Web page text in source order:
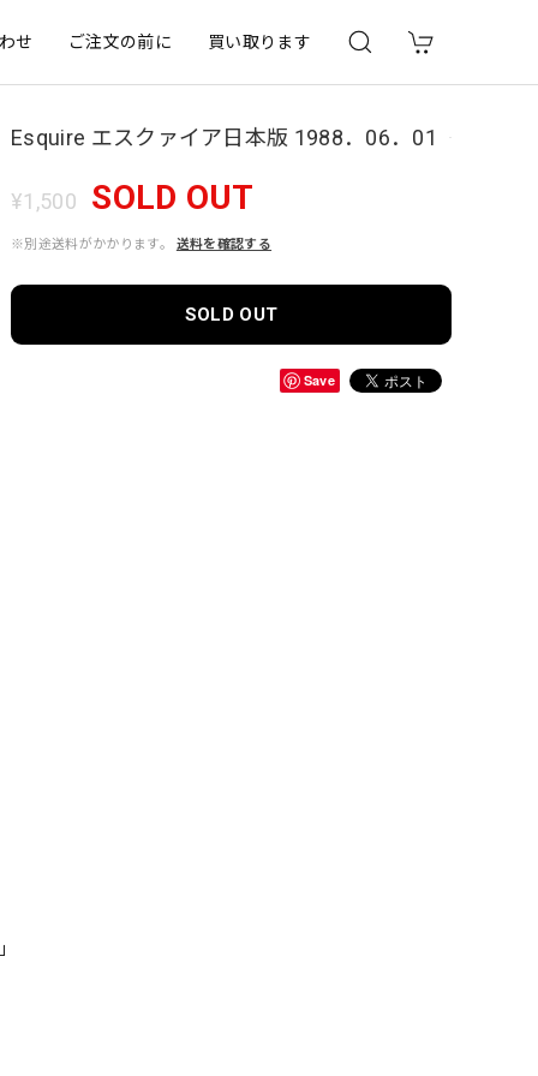
せ ご注文の前に 買い取ります
Esquire エスクァイア日本版 1988．06．01
¥1,500 SOLD OUT
※別途送料がかかります。 送料を確認する
SOLD OUT
Save